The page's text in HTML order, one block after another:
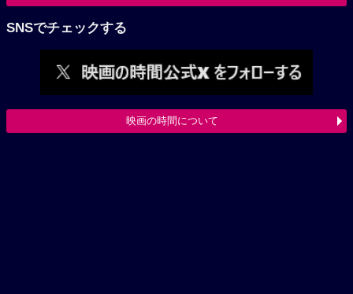
SNSでチェックする
映画の時間について